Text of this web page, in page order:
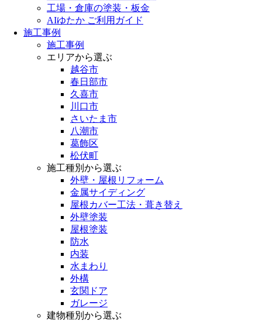
工場・倉庫の塗装・板金
AIゆたか ご利用ガイド
施工事例
施工事例
エリアから選ぶ
越谷市
春日部市
久喜市
川口市
さいたま市
八潮市
葛飾区
松伏町
施工種別から選ぶ
外壁・屋根リフォーム
金属サイディング
屋根カバー工法・葺き替え
外壁塗装
屋根塗装
防水
内装
水まわり
外構
玄関ドア
ガレージ
建物種別から選ぶ